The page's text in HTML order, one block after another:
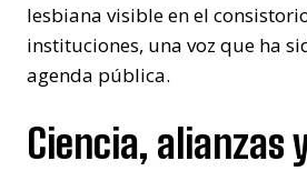
lesbiana visible en el
instituciones, una voz que ha
agenda pública.
​Ciencia, alianzas